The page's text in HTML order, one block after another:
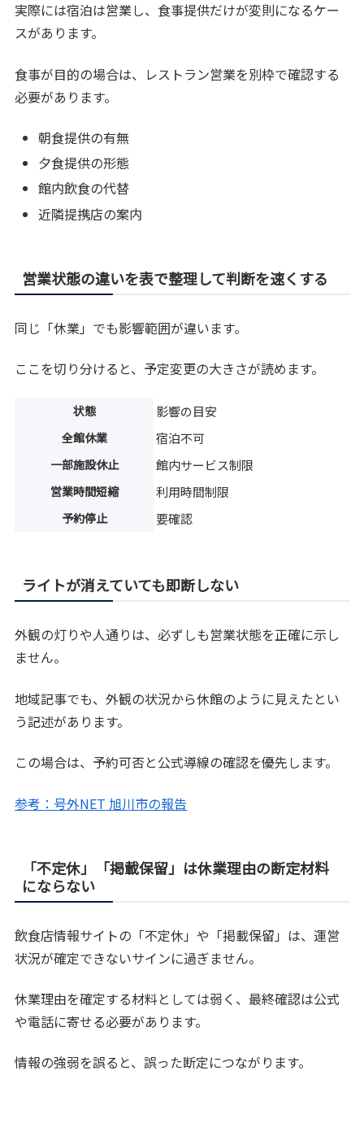
実際には宿泊は営業し、食事提供だけが変則になるケー
スがあります。
食事が目的の場合は、レストラン営業を別枠で確認する
必要があります。
朝食提供の有無
夕食提供の形態
館内飲食の代替
近隣提携店の案内
営業状態の違いを表で整理して判断を速くする
同じ「休業」でも影響範囲が違います。
ここを切り分けると、予定変更の大きさが読めます。
状態 影響の目安
全館休業 宿泊不可
一部施設休止 館内サービス制限
営業時間短縮 利用時間制限
予約停止 要確認
ライトが消えていても即断しない
外観の灯りや人通りは、必ずしも営業状態を正確に示し
ません。
地域記事でも、外観の状況から休館のように見えたとい
う記述があります。
この場合は、予約可否と公式導線の確認を優先します。
参考：号外NET 旭川市の報告
「不定休」「掲載保留」は休業理由の断定材料
にならない
飲食店情報サイトの「不定休」や「掲載保留」は、運営
状況が確定できないサインに過ぎません。
休業理由を確定する材料としては弱く、最終確認は公式
や電話に寄せる必要があります。
情報の強弱を誤ると、誤った断定につながります。